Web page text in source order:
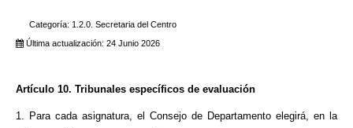
Categoría: 1.2.0. Secretaria del Centro
Última actualización: 24 Junio 2026
Artículo 10. Tribunales específicos de evaluación
1. Para cada asignatura, el Consejo de Departamento elegirá, en la